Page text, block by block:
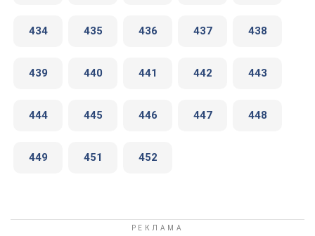
434 435 436 437 438
439 440 441 442 443
444 445 446 447 448
449 451 452